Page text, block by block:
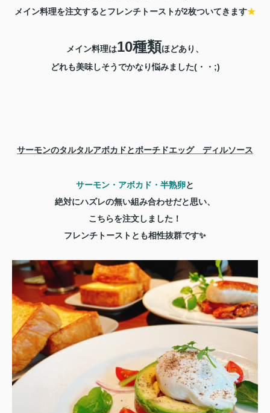
メイン料理を注文するとフレンチトーストが2枚ついてきます★
メイン料理は10種類ほどあり、
どれも美味しそうでかなり悩みました(・・;)
サーモンのタルタルアボカドとポーチドエッグ ディルソース
サーモン・アボカド・半熟卵と
絶対にハズレの無い組み合わせだと思い、
こちらを注文しました！
フレンチトーストとも相性抜群です✨